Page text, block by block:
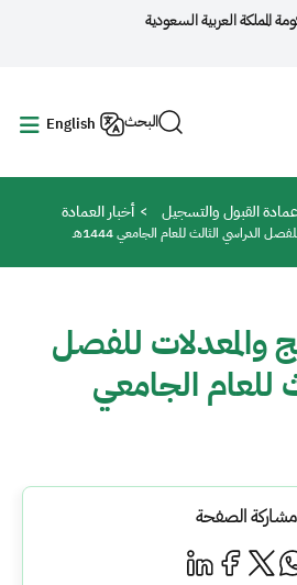
العربية السعودية
البحث English
عمادة القبول والتسجيل أخبار العمادة
الدراسي الثالث للعام الجامعي 1444هـ
والمعدلات للفصل
للعام الجامعي
مشاركة الصفحة